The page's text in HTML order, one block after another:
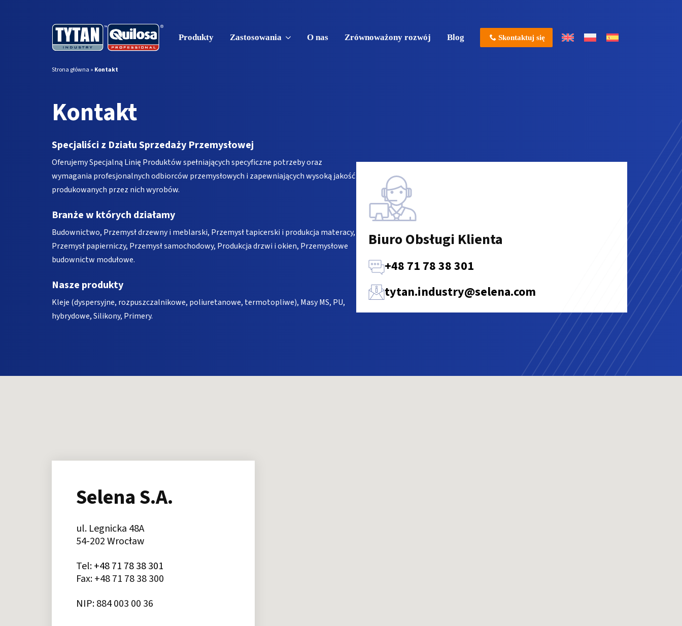
Produkty Zastosowania O nas Zrównoważony rozwój Blog Skontaktuj się
Strona główna » Kontakt
Kontakt
Specjaliści z Działu Sprzedaży Przemysłowej
Oferujemy Specjalną Linię Produktów spełniających specyficzne potrzeby oraz
wymagania profesjonalnych odbiorców przemysłowych i zapewniających wysoką jakość
produkowanych przez nich wyrobów.
Branże w których działamy
Budownictwo, Przemysł drzewny i meblarski, Przemysł tapicerski i produkcja materacy,
Przemysł papierniczy, Przemysł samochodowy, Produkcja drzwi i okien, Przemysłowe
budownictw modułowe.
Nasze produkty
Kleje (dyspersyjne, rozpuszczalnikowe, poliuretanowe, termotopliwe), Masy MS, PU,
hybrydowe, Silikony, Primery.
Biuro Obsługi Klienta
+48 71 78 38 301
tytan.industry@selena.com
Selena S.A.
ul. Legnicka 48A
54-202 Wrocław
Tel:+48 71 78 38 301
Fax: +48 71 78 38 300
NIP: 884 003 00 36